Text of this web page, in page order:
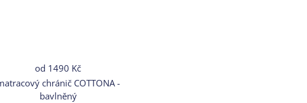
od 1490 Kč
chránič COTTONA -
bavlněný